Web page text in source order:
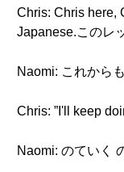
Chris: Chris here,
Japanese.このレ
Naomi: これから
Chris: ”I'll keep
Naomi: のていく